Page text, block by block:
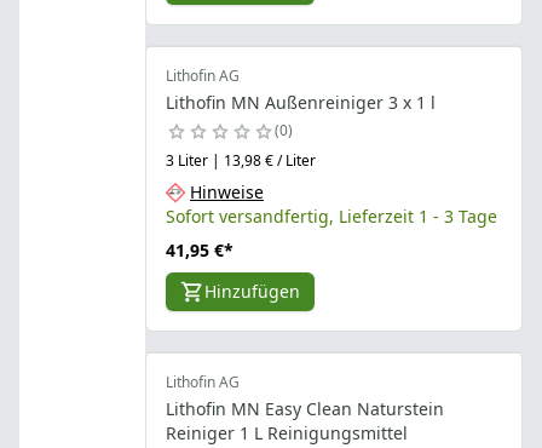
Lithofin AG
Lithofin MN Außenreiniger 3 x 1 l
0
3 Liter | 13,98 € / Liter
Hinweise
Sofort versandfertig, Lieferzeit 1 - 3 Tage
41,95 €*
Hinzufügen
Lithofin AG
Lithofin MN Easy Clean Naturstein
Reiniger 1 L Reinigungsmittel